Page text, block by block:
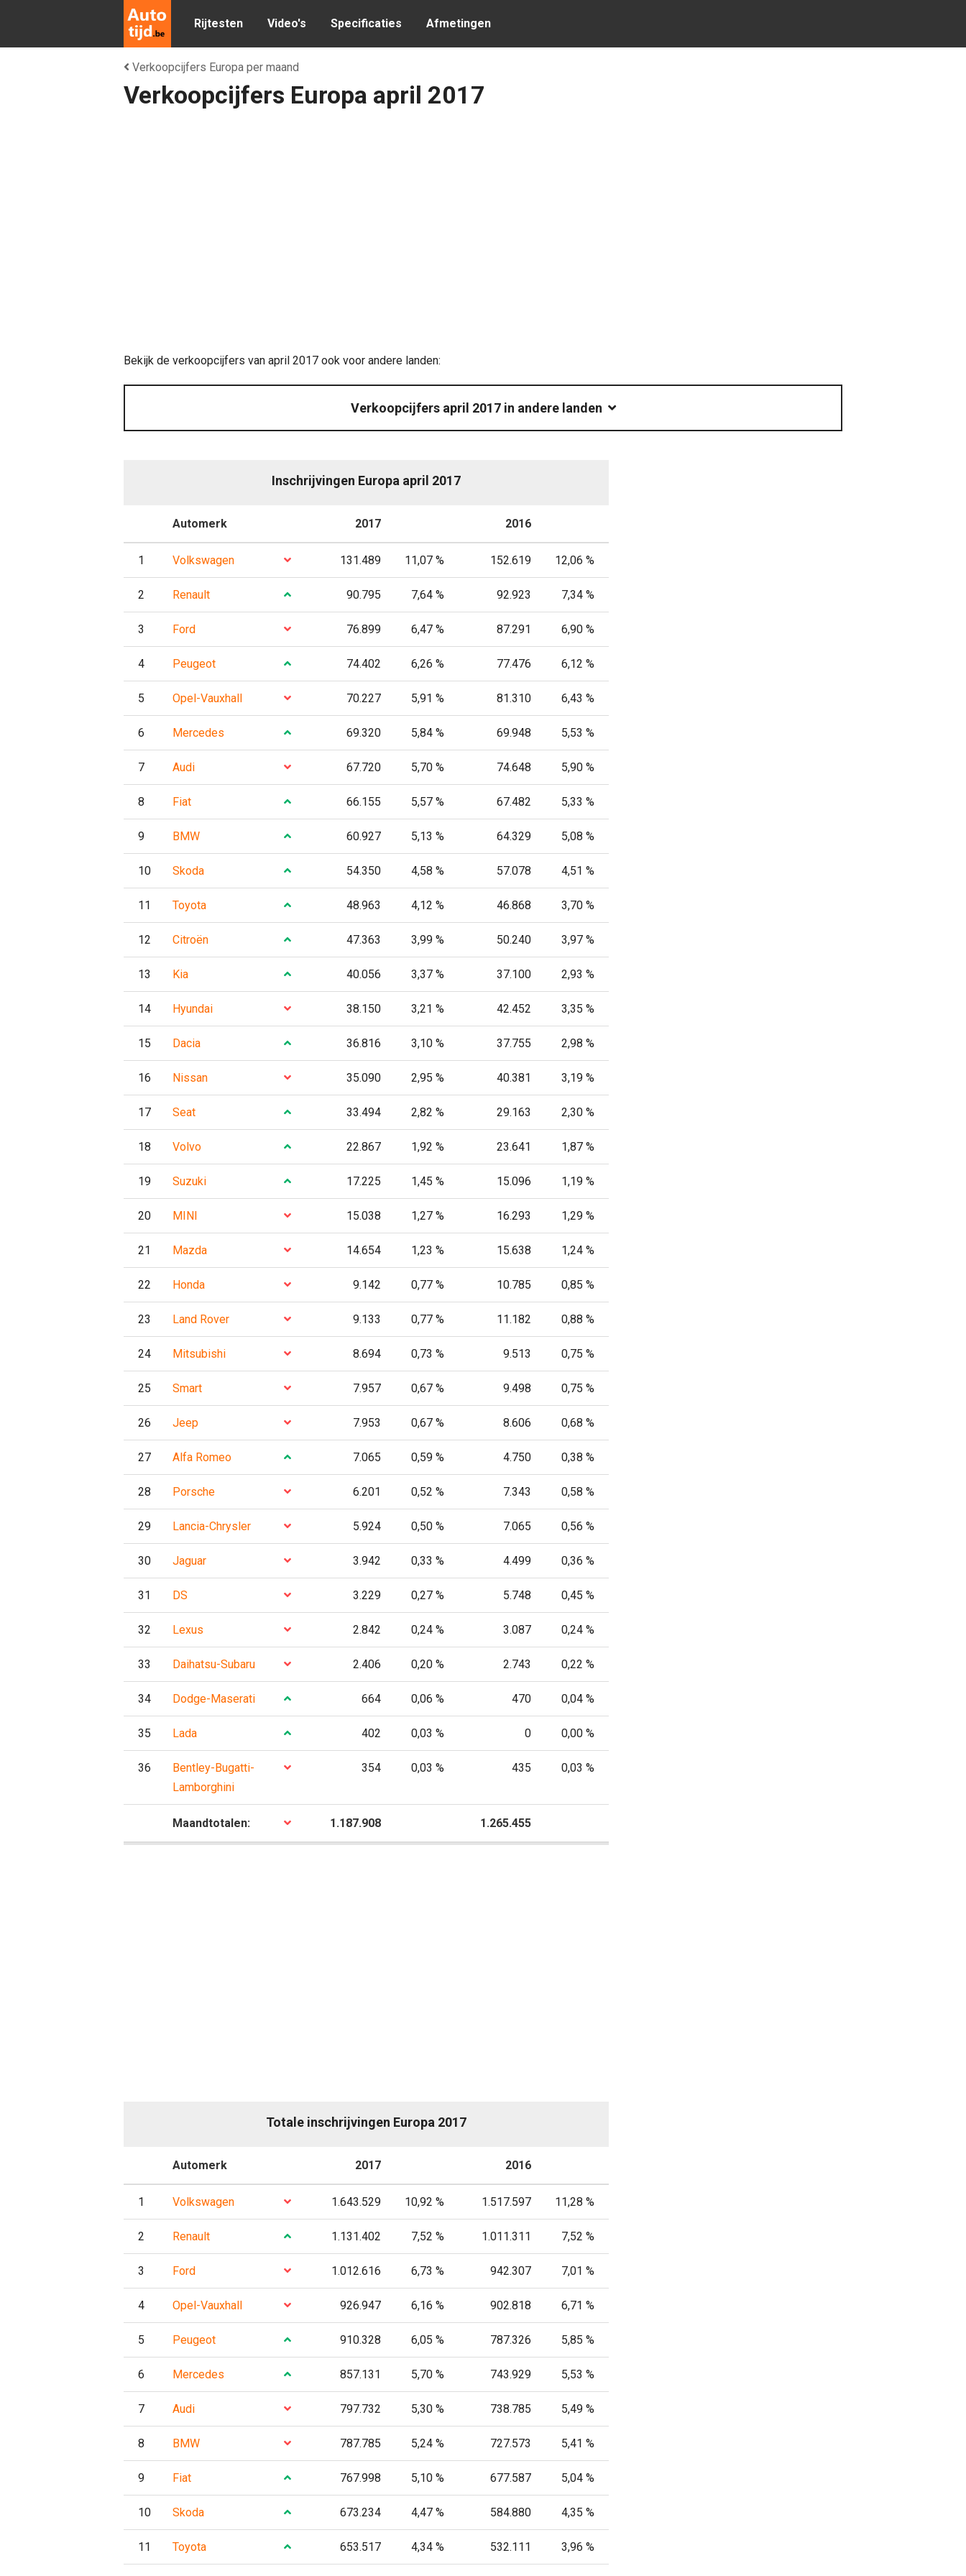
Rijtesten Video's Specificaties Afmetingen
Verkoopcijfers Europa per maand
Verkoopcijfers Europa april 2017
Bekijk de verkoopcijfers van april 2017 ook voor andere landen:
Verkoopcijfers april 2017 in andere landen
Inschrijvingen Europa april 2017
Automerk 2017 2016
1 Volkswagen 131.489 11,07 % 152.619 12,06 %
2 Renault 90.795 7,64 % 92.923 7,34 %
3 Ford 76.899 6,47 % 87.291 6,90 %
4 Peugeot 74.402 6,26 % 77.476 6,12 %
5 Opel-Vauxhall 70.227 5,91 % 81.310 6,43 %
6 Mercedes 69.320 5,84 % 69.948 5,53 %
7 Audi 67.720 5,70 % 74.648 5,90 %
8 Fiat 66.155 5,57 % 67.482 5,33 %
9 BMW 60.927 5,13 % 64.329 5,08 %
10 Skoda 54.350 4,58 % 57.078 4,51 %
11 Toyota 48.963 4,12 % 46.868 3,70 %
12 Citroën 47.363 3,99 % 50.240 3,97 %
13 Kia 40.056 3,37 % 37.100 2,93 %
14 Hyundai 38.150 3,21 % 42.452 3,35 %
15 Dacia 36.816 3,10 % 37.755 2,98 %
16 Nissan 35.090 2,95 % 40.381 3,19 %
17 Seat 33.494 2,82 % 29.163 2,30 %
18 Volvo 22.867 1,92 % 23.641 1,87 %
19 Suzuki 17.225 1,45 % 15.096 1,19 %
20 MINI 15.038 1,27 % 16.293 1,29 %
21 Mazda 14.654 1,23 % 15.638 1,24 %
22 Honda 9.142 0,77 % 10.785 0,85 %
23 Land Rover 9.133 0,77 % 11.182 0,88 %
24 Mitsubishi 8.694 0,73 % 9.513 0,75 %
25 Smart 7.957 0,67 % 9.498 0,75 %
26 Jeep 7.953 0,67 % 8.606 0,68 %
27 Alfa Romeo 7.065 0,59 % 4.750 0,38 %
28 Porsche 6.201 0,52 % 7.343 0,58 %
29 Lancia-Chrysler 5.924 0,50 % 7.065 0,56 %
30 Jaguar 3.942 0,33 % 4.499 0,36 %
31 DS 3.229 0,27 % 5.748 0,45 %
32 Lexus 2.842 0,24 % 3.087 0,24 %
33 Daihatsu-Subaru 2.406 0,20 % 2.743 0,22 %
34 Dodge-Maserati 664 0,06 % 470 0,04 %
35 Lada 402 0,03 % 0 0,00 %
36
Bentley-Bugatti-
Lamborghini
354 0,03 % 435 0,03 %
Maandtotalen: 1.187.908 1.265.455
Totale inschrijvingen Europa 2017
Automerk 2017 2016
1 Volkswagen 1.643.529 10,92 % 1.517.597 11,28 %
2 Renault 1.131.402 7,52 % 1.011.311 7,52 %
3 Ford 1.012.616 6,73 % 942.307 7,01 %
4 Opel-Vauxhall 926.947 6,16 % 902.818 6,71 %
5 Peugeot 910.328 6,05 % 787.326 5,85 %
6 Mercedes 857.131 5,70 % 743.929 5,53 %
7 Audi 797.732 5,30 % 738.785 5,49 %
8 BMW 787.785 5,24 % 727.573 5,41 %
9 Fiat 767.998 5,10 % 677.587 5,04 %
10 Skoda 673.234 4,47 % 584.880 4,35 %
11 Toyota 653.517 4,34 % 532.111 3,96 %